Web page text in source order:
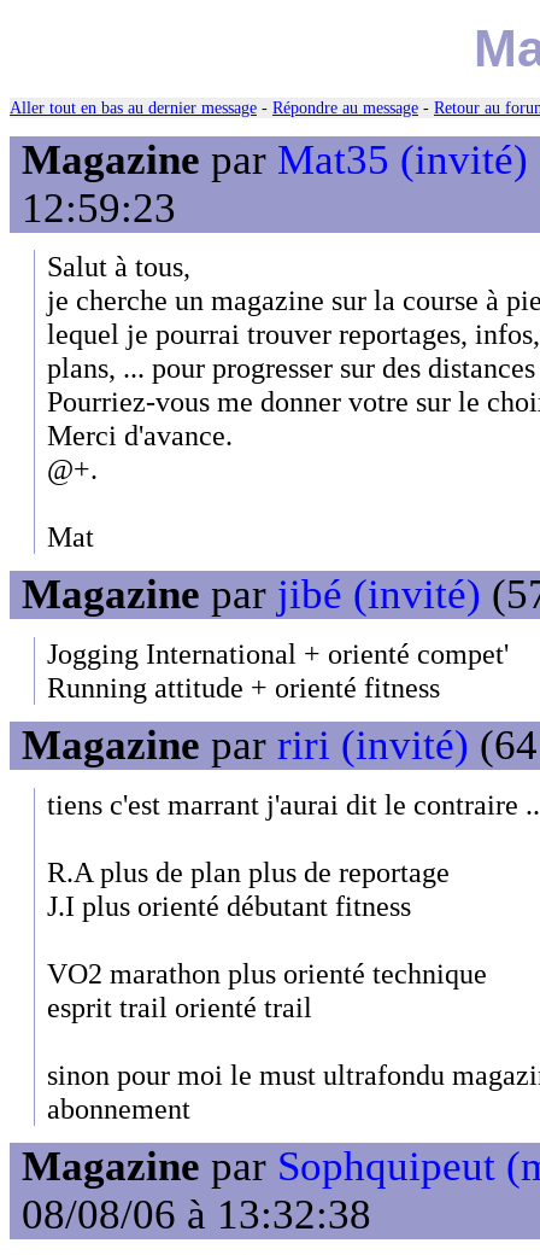
Aller tout en bas au dernier message - Répondre au message - Retour au
Magazine par Mat35 (invité)
12:59:23
Salut à tous,
je cherche un magazine sur la course à
lequel je pourrai trouver reportages,
plans, ... pour progresser sur des
Pourriez-vous me donner votre sur le
Merci d'avance.
@+.
Mat
Magazine par jibé (invité)
Jogging International + orienté compet'
Running attitude + orienté fitness
Magazine par riri (invité)
tiens c'est marrant j'aurai dit le contraire
R.A plus de plan plus de reportage
J.I plus orienté débutant fitness
VO2 marathon plus orienté technique
esprit trail orienté trail
sinon pour moi le must ultrafondu
abonnement
Magazine par Sophquipeut
08/08/06 à 13:32:38